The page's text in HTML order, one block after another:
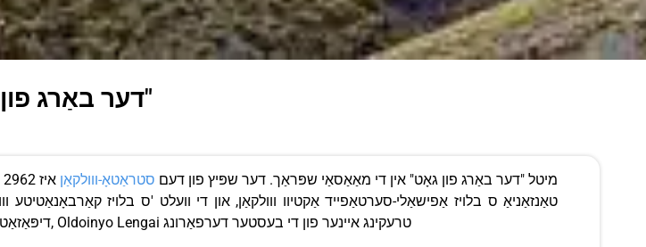
"דער באַרג פון גאָט"
"Oldoinyo Lengai" מיטל "דער באַרג פון גאָט" אין די מאַאַסאַי שפּראַך. דער שפּיץ פון דעם סטראַטאָ-ווולקאַן
דיפּאַזאַטאַד אַש 100 קילאָמעטערס אַוועק אין לאָליאָנדאָ אויף די קעניאַן גרענעץ צו די נאָרטוועסט, Oldoinyo Lengai טרעקינג איינער פון די בעסטער דערפאַרונג